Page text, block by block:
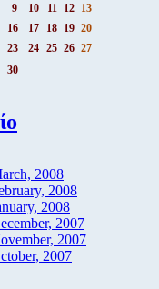
9 10 11 12 13
16 17 18 19 20
23 24 25 26 27
30
2008
2008
2008
2007
2007
2007